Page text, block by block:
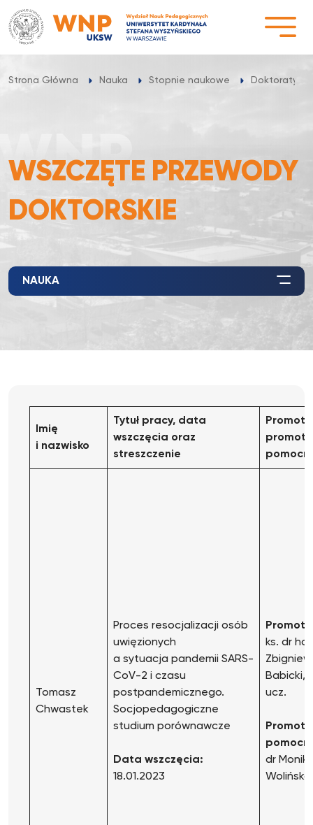
Przejdź
do
treści
Strona Główna Nauka Stopnie naukowe Doktoraty
WSZCZĘTE PRZEWODY
DOKTORSKIE
NAUKA
Imię
i nazwisko
Tytuł pracy, data
wszczęcia oraz
streszczenie
Tomasz
Chwastek
Proces resocjalizacji osób
uwięzionych
a sytuacja pandemii SARS-
CoV-2 i czasu
postpandemicznego.
Socjopedagogiczne
studium porównawcze
Data wszczęcia:
18.01.2023
ks. dr
Zbigniew
Babicki,
ucz.
dr
Wolińska